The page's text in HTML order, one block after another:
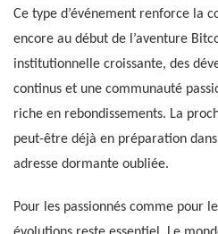
Ce type d’événement renforce la
encore au début de l’aventure
institutionnelle croissante, des
continus et une communauté
riche en rebondissements. La
peut-être déjà en préparation
adresse dormante oubliée.
Pour les passionnés comme pour